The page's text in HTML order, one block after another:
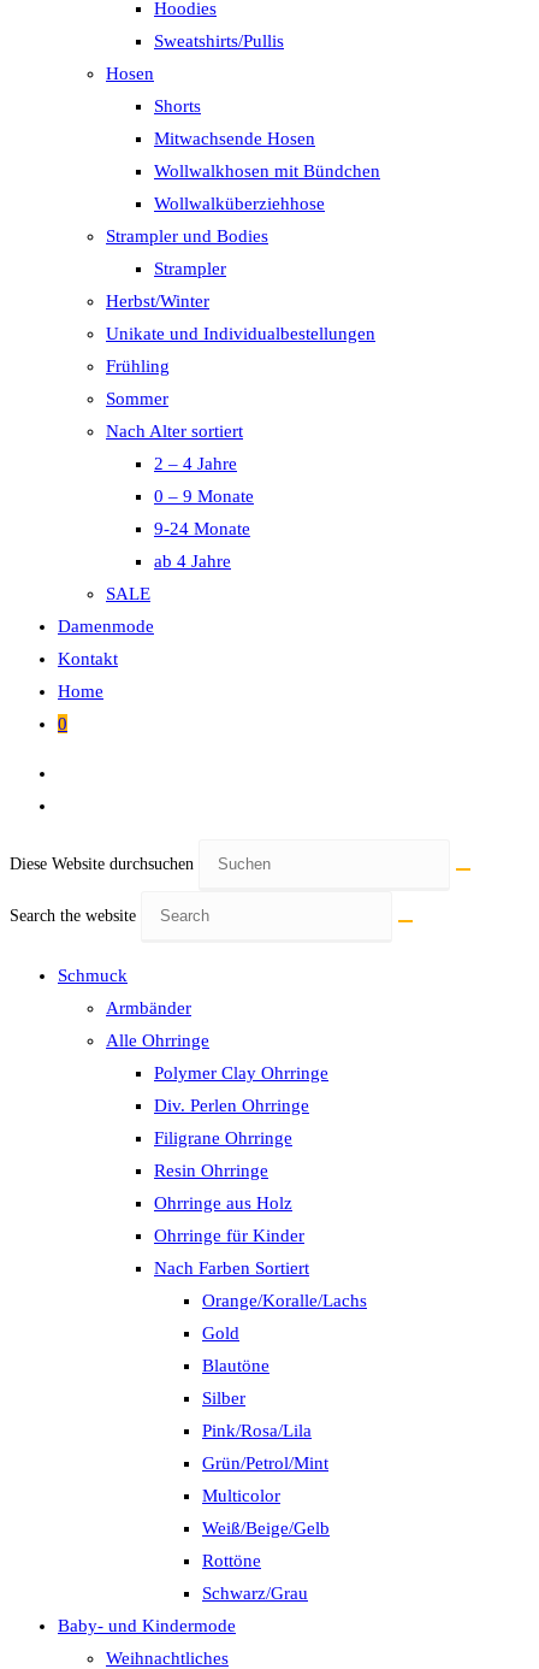
Hoodies
Sweatshirts/Pullis
Hosen
Shorts
Mitwachsende Hosen
Wollwalkhosen mit Bündchen
Wollwalküberziehhose
Strampler und Bodies
Strampler
Herbst/Winter
Unikate und Individualbestellungen
Frühling
Sommer
Nach Alter sortiert
2 – 4 Jahre
0 – 9 Monate
9-24 Monate
ab 4 Jahre
SALE
Damenmode
Kontakt
Home
0
Diese Website durchsuchen
Search the website
Schmuck
Armbänder
Alle Ohrringe
Polymer Clay Ohrringe
Div. Perlen Ohrringe
Filigrane Ohrringe
Resin Ohrringe
Ohrringe aus Holz
Ohrringe für Kinder
Nach Farben Sortiert
Orange/Koralle/Lachs
Gold
Blautöne
Silber
Pink/Rosa/Lila
Grün/Petrol/Mint
Multicolor
Weiß/Beige/Gelb
Rottöne
Schwarz/Grau
Baby- und Kindermode
Weihnachtliches